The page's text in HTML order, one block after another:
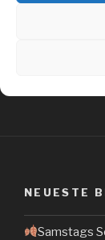
NEUESTE
Samstags